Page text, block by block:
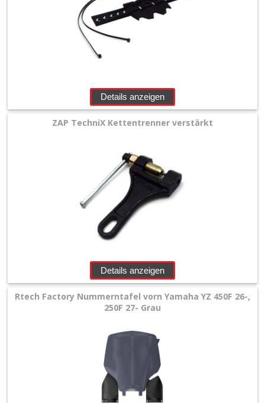
Details anzeigen
ZAP TechniX Kettentrenner verstärkt
Details anzeigen
Rtech Factory Nummerntafel vorn Yamaha YZ 450F 26-,
250F 27- Grau